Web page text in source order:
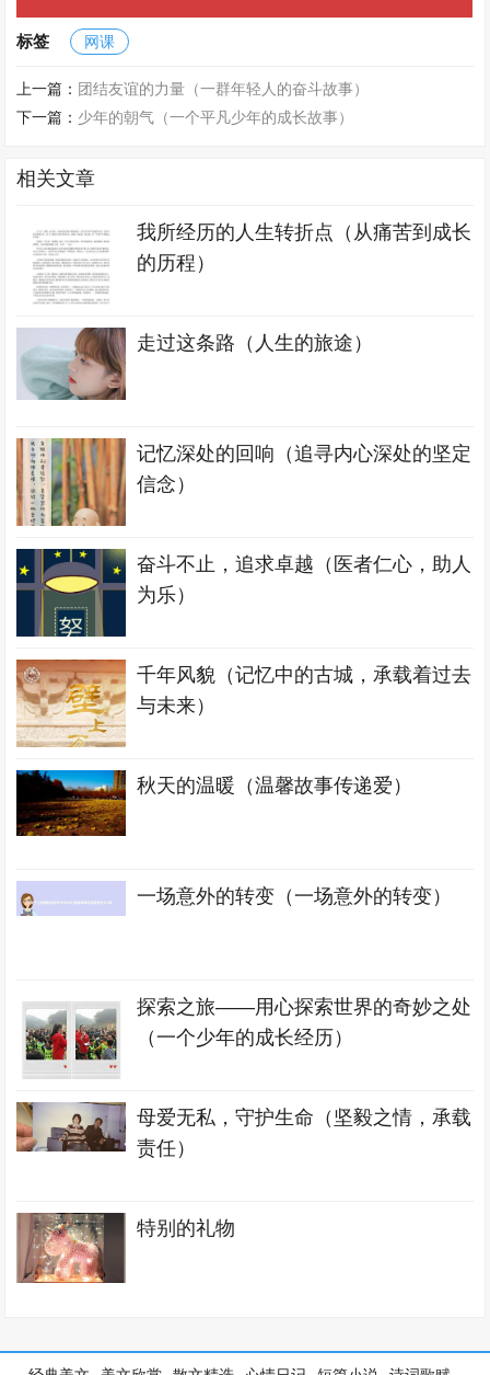
标签 网课
上一篇： 团结友谊的力量（一群年轻人的奋斗故事）
下一篇： 少年的朝气（一个平凡少年的成长故事）
相关文章
我所经历的人生转折点（从痛苦到成长
的历程）
走过这条路（人生的旅途）
记忆深处的回响（追寻内心深处的坚定
信念）
奋斗不止，追求卓越（医者仁心，助人
为乐）
千年风貌（记忆中的古城，承载着过去
与未来）
秋天的温暖（温馨故事传递爱）
一场意外的转变（一场意外的转变）
探索之旅——用心探索世界的奇妙之处
（一个少年的成长经历）
母爱无私，守护生命（坚毅之情，承载
责任）
特别的礼物